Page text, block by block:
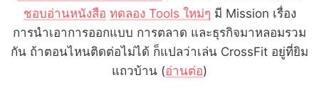
ชอบอ่านหนังสือ ทดลอง Tools ใหม่ๆ มี Mission เรื่อง
การนำเอาการออกแบบ การตลาด และธุรกิจมาหลอมรวม
กัน ถ้าตอนไหนติดต่อไม่ได้ ก็แปลว่าเล่น CrossFit อยู่ที่ยิม
แถวบ้าน (อ่านต่อ)